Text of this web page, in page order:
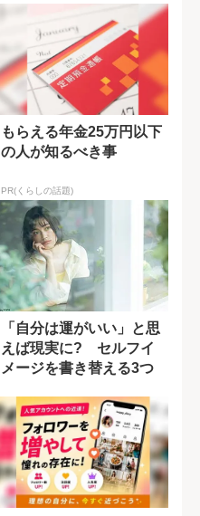
もらえる年金25万円以下
の人が知るべき事
PR(くらしの話題)
「自分は運がいい」と思
えば現実に? セルフイ
メージを書き替える3つ